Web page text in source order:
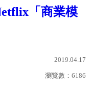
「商業模
2019.04.17
瀏覽數： 6186